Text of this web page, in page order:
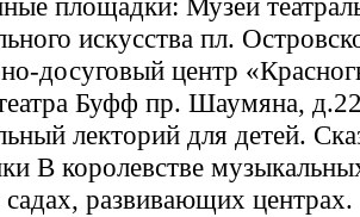
искусства пл.
досуговый центр
Буфф пр. Шаумяна,
лекторий для детей.
В королевстве
садах, развивающих центрах.